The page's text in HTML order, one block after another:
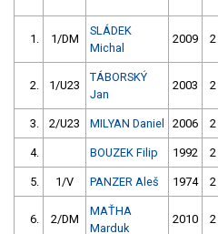
1. 1/DM
SLÁDEK
Michal
2009 2
2. 1/U23
TÁBORSKÝ
Jan
2003 2
3. 2/U23 MILYAN Daniel 2006 2
4. BOUZEK Filip 1992 2
5. 1/V PANZER Aleš 1974 2
6. 2/DM
MAŤHA
Marduk
2010 2